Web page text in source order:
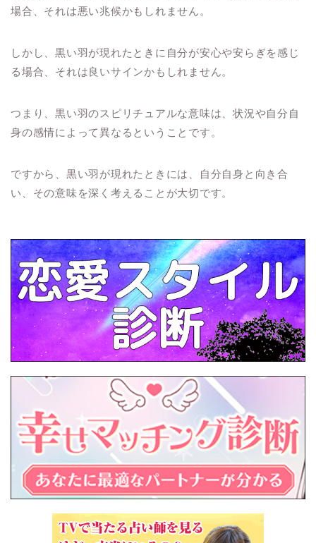
場合、それは悪い兆候かもしれません。
しかし、黒い羽が現れたときに自分が安心や安らぎを感じ
る場合、それは良いサインかもしれません。
つまり、黒い羽のスピリチュアルな意味は、状況や自分自
身の感情によって異なるということです。
ですから、黒い羽が現れたときには、自分自身と向き合
い、その意味を深く考えることが大切です。